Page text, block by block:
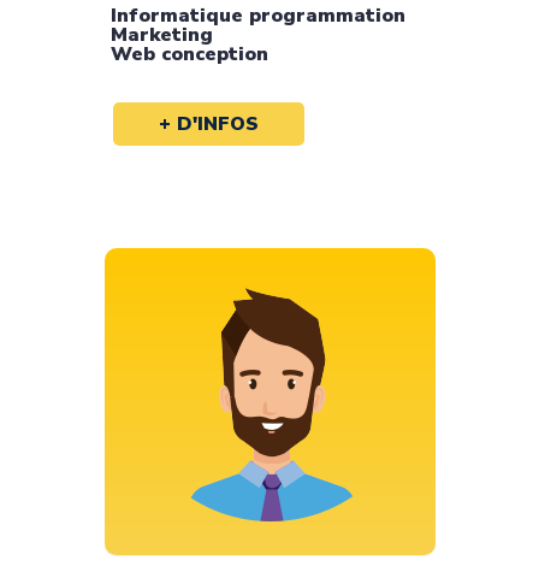
Informatique programmation
Marketing
Web conception
+ D'INFOS